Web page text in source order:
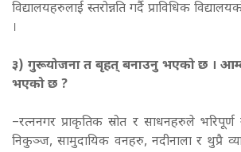
विद्यालयहरुलाई स्तरोन्नति गर्दै प्राविधिक
।
३) गुरूयोजना त बृहत् बनाउनु भएको छ ।
भएको छ ?
–रत्ननगर प्राकृतिक स्रोत र साधनहरुले भरिपूर्ण
निकुञ्ज, सामुदायिक वनहरु, नदीनाला र थुप्रै